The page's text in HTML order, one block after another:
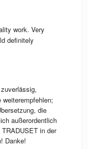
work. Very
definitely
die
außerordentlich
in der
Danke!